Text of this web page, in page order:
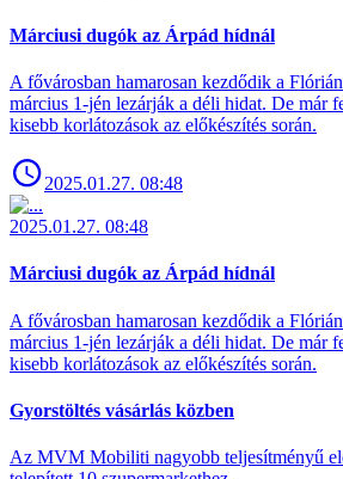
Márciusi dugók az Árpád hídnál
A fővárosban hamarosan kezdődik a
március 1-jén lezárják a déli hidat. De már
kisebb korlátozások az előkészítés során.
2025.01.27. 08:48
2025.01.27. 08:48
Márciusi dugók az Árpád hídnál
A fővárosban hamarosan kezdődik a
március 1-jén lezárják a déli hidat. De már
kisebb korlátozások az előkészítés során.
Gyorstöltés vásárlás közben
Az MVM Mobiliti nagyobb teljesítményű